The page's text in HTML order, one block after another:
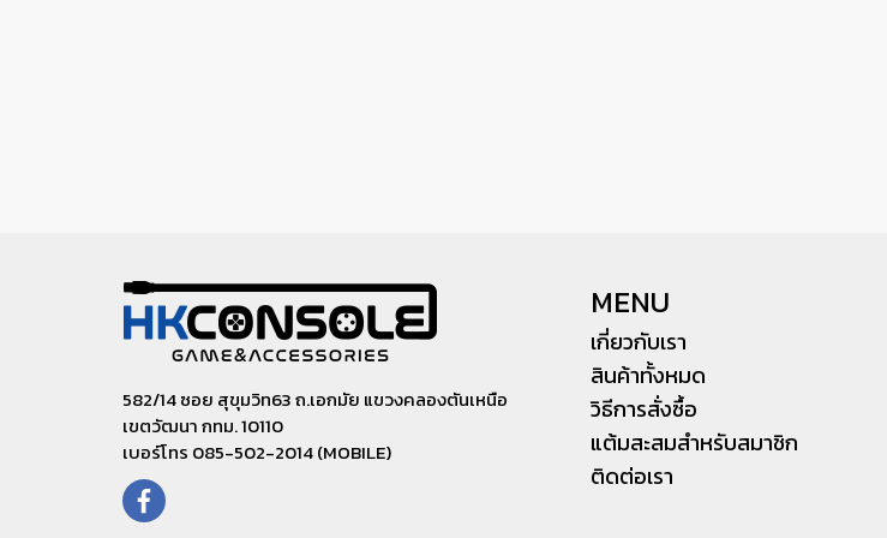
582/14 ซอย สุขุมวิท63 ถ.เอกมัย แขวงคลองตันเหนือ
เขตวัฒนา กทม. 10110
เบอร์โทร 085-502-2014 (MOBILE)
MENU
เกี่ยวกับเรา
สินค้าทั้งหมด
วิธีการสั่งซื้อ
แต้มสะสมสำหรับสมาชิก
ติดต่อเรา